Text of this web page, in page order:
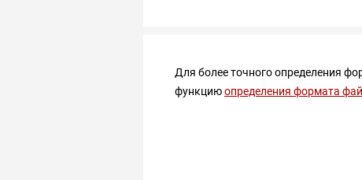
Для более точного определения
функциюопределения формата